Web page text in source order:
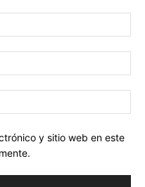
y sitio web en este